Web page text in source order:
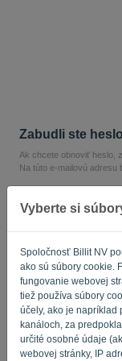
Vyberte si
Spoločnosť Billit NV
ako sú súbory cookie.
fungovanie webovej
tiež používa súbory
účely, ako je napríklad
kanáloch, za
určité osobné údaje
webovej stránky, IP
Zabudli ste
Ak chcete obnoviť heslo,
Na túto e-mailovú adresu
Nie ste počítač?
Späť na prihlásenie